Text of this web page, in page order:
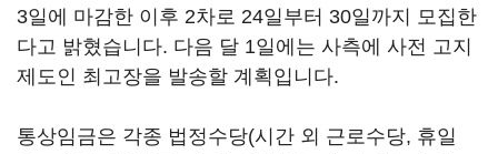
3일에 마감한 이후 2차로 24일부터 30일까지 모집한
다고 밝혔습니다. 다음 달 1일에는 사측에 사전 고지
제도인 최고장을 발송할 계획입니다.
통상임금은 각종 법정수당(시간 외 근로수당, 휴일